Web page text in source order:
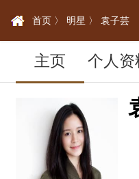
首页 〉 明星 〉 袁子芸
主页 个人资